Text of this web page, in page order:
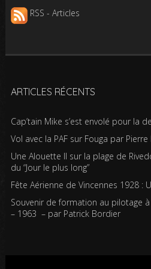
RSS - Articles
ARTICLES RÉCENTS
Cap’tain Mike s’est envolé pour la
Vol avec la PAF sur Fouga par
Une Alouette II sur la plage de
du “Jour le plus long”
Fête Aérienne de Vincennes 1928 :
Souvenir de formation au pilotage à
– 1963 – par Patrick Bordier